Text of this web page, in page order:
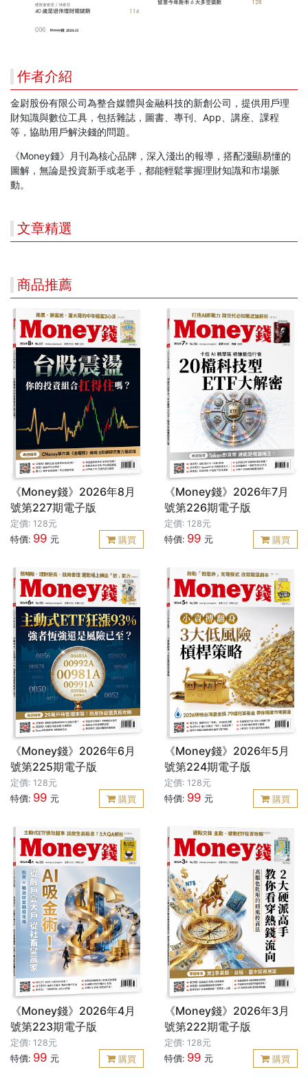
作者介紹
金尉股份有限公司為整合媒體與金融科技的新創公司，提供用戶理
財知識與數位工具，包括雜誌，圖書、專刊、App、講座、課程
等，協助用戶解決錢的問題。
《Money錢》月刊為核心品牌，深入淺出的報導，搭配淺顯易懂的
圖解，無論是投資新手或老手，都能輕鬆掌握理財知識和市場脈
動。
文章精選
商品推薦
《Money錢》2026年8月
號第227期電子版
定價: 128元
特價: 99 元 購買
《Money錢》2026年7月
號第226期電子版
定價: 128元
特價: 99 元 購買
《Money錢》2026年6月
號第225期電子版
定價: 128元
特價: 99 元 購買
《Money錢》2026年5月
號第224期電子版
定價: 128元
特價: 99 元 購買
《Money錢》2026年4月
號第223期電子版
定價: 128元
特價: 99 元 購買
《Money錢》2026年3月
號第222期電子版
定價: 128元
特價: 99 元 購買